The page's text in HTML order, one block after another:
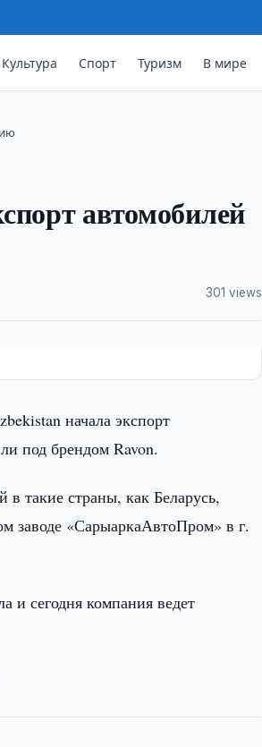
Культура Спорт Туризм В мире
автомобилей
301 views
начала экспорт
под брендом Ravon.
такие страны, как Беларусь,
заводе «СарыаркаАвтоПром» в г.
и сегодня компания ведет